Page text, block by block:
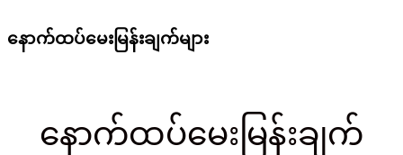
နောက်ထပ်မေးမြန်းချက်များ
နောက်ထပ်မေးမြန်းချက်